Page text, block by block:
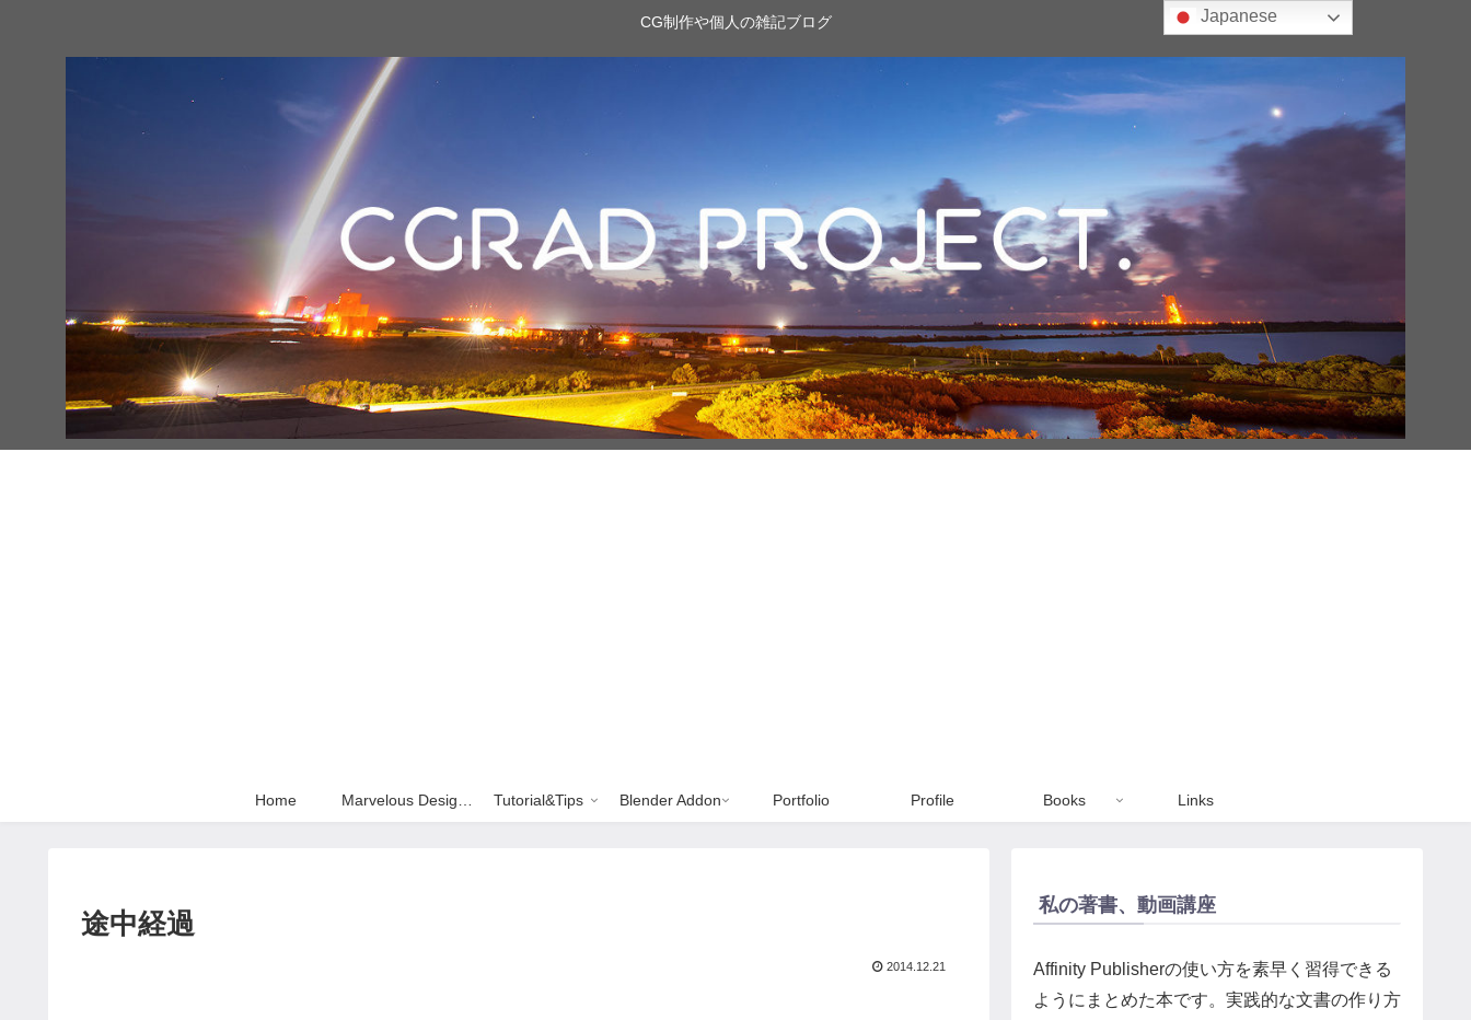
CG制作や個人の雑記ブログ
Home Tutorial&Tips Blender Addon Portfolio Profile Books Links
途中経過
2014.12.21
私の著書、動画講座
Affinity Publisherの使い方を素早く習得できる
ようにまとめた本です。実践的な文書の作り方
Japanese